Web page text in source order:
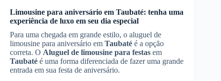
Limousine para aniversário em Taubaté: tenha uma
experiência de luxo em seu dia especial
Para uma chegada em grande estilo, o aluguel de
limousine para aniversário em Taubaté é a opção
correta. O Aluguel de limousine para festas em
Taubaté é uma forma diferenciada de fazer uma grande
entrada em sua festa de aniversário.